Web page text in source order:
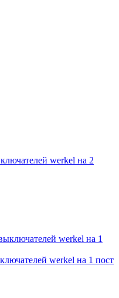
werkel на 2
werkel на 1 пост